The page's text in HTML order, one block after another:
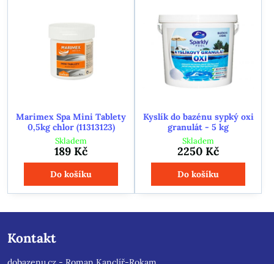
Marimex Spa Mini Tablety
0,5kg chlor (11313123)
Skladem
189 Kč
Do košíku
Kyslík do bazénu sypký oxi
granulát - 5 kg
Skladem
2250 Kč
Do košíku
Kontakt